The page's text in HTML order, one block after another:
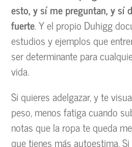
esto, y sí me preguntan, y sí
fuerte. Y el propio Duhigg
estudios y ejemplos que
ser determinante para
vida.
Si quieres adelgazar, y te
peso, menos fatiga cuando
notas que la ropa te queda
que tienes más autoestima.